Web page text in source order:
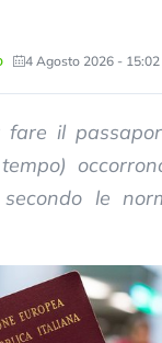
4 Agosto 2026 - 15:02
fare il
le